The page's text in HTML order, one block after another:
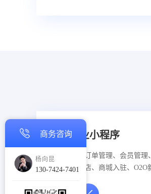
商务咨询
杨向昆
130-7424-7401
电商行业小程序
商品展示、订单管理、会员管理
可单店、多店、商城入驻、O2O